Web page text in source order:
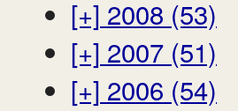
[+] 2008 (53)
[+] 2007 (51)
[+] 2006 (54)